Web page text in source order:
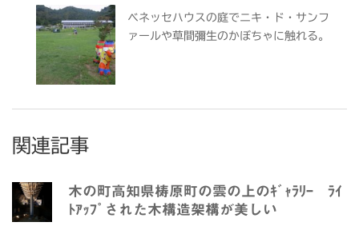
ベネッセハウスの庭でニキ・ド・サンフ
ァールや草間彌生のかぼちゃに触れる。
関連記事
木の町高知県梼原町の雲の上のｷﾞｬﾗﾘｰ ﾗｲ
ﾄｱｯﾌﾟされた木構造架構が美しい